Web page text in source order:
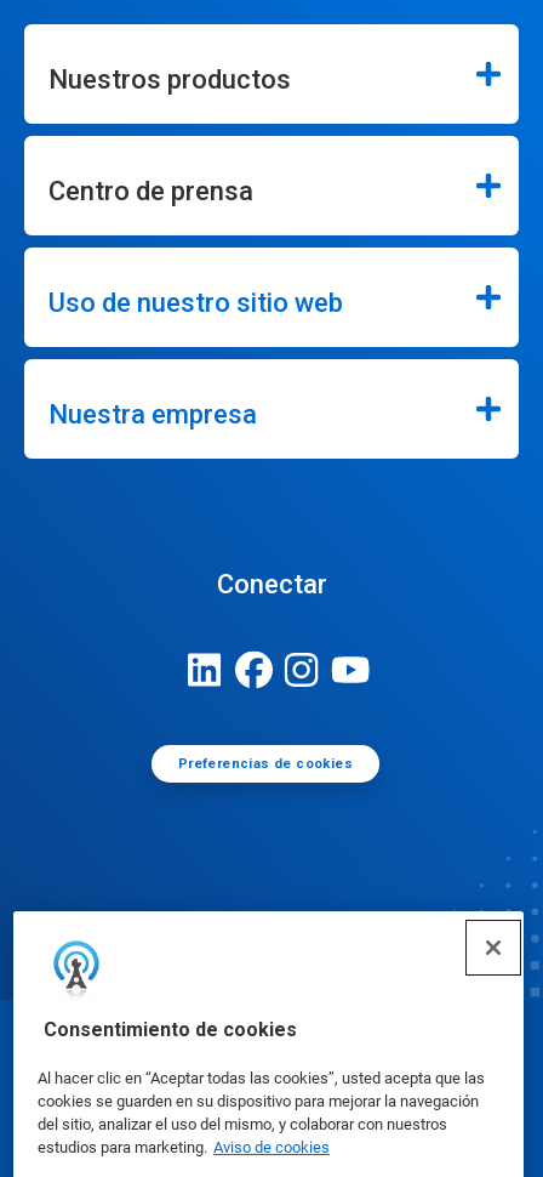
Consentimiento de cookies
Al hacer clic en “Aceptar todas las cookies”, usted acepta que las
cookies se guarden en su dispositivo para mejorar la navegación
del sitio, analizar el uso del mismo, y colaborar con nuestros
estudios para marketing. Aviso de cookies
Nuestros productos
Centro de prensa
Uso de nuestro sitio web
Nuestra empresa
Conectar
Preferencias de cookies
Hojas de datos de seguridad|Política de privacidad
|condiciones de uso